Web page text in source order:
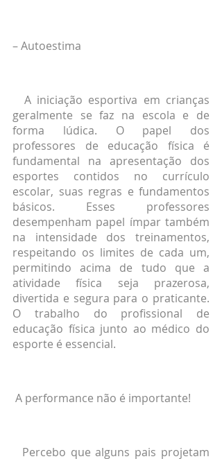
– Autoestima
geralmente se faz na escola e de
forma lúdica. O papel dos
professores de educação física é
fundamental na apresentação dos
esportes contidos no currículo
escolar, suas regras e fundamentos
básicos. Esses professores
desempenham papel ímpar também
na intensidade dos treinamentos,
respeitando os limites de cada um,
permitindo acima de tudo que a
atividade física seja prazerosa,
divertida e segura para o praticante.
O trabalho do profissional de
educação física junto ao médico do
esporte é essencial.
A performance não é importante!